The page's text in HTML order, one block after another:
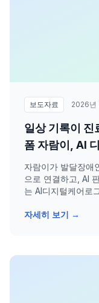
보도자료 2026년
일상 기록이
폼 자람이, AI
대
자람이가 발달장애
으로 연결하고, AI
는 AI디지털케어로
자세히 보기 →